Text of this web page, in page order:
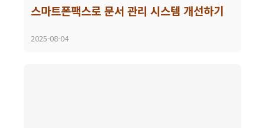
스마트폰팩스로 문서 관리 시스템 개선하기
2025-08-04